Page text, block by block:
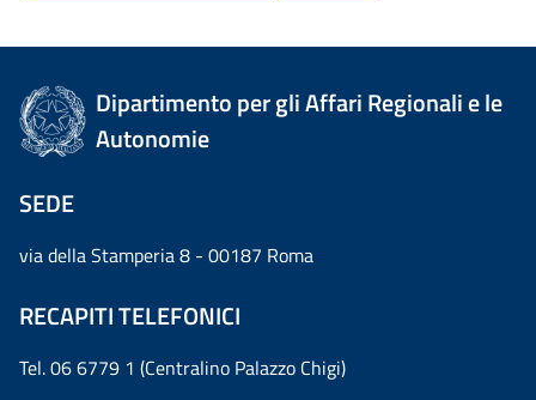
Dipartimento per gli Affari Regionali e le
Autonomie
SEDE
via della Stamperia 8 - 00187 Roma
RECAPITI TELEFONICI
Tel. 06 6779 1 (Centralino Palazzo Chigi)